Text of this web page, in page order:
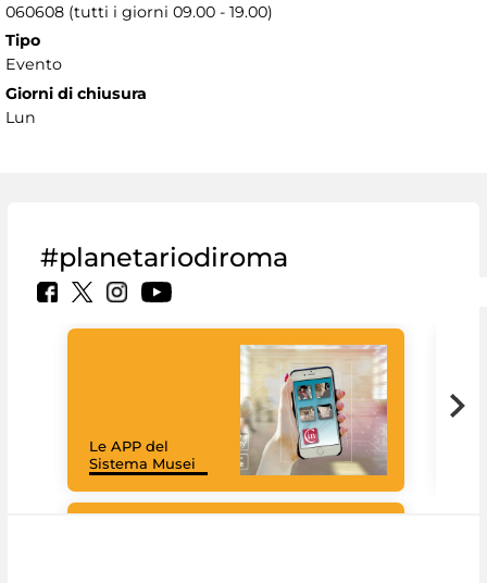
060608 (tutti i giorni 09.00 - 19.00)
Tipo
Evento
Giorni di chiusura
Lun
#planetariodiroma
Le APP del
Sistema Musei